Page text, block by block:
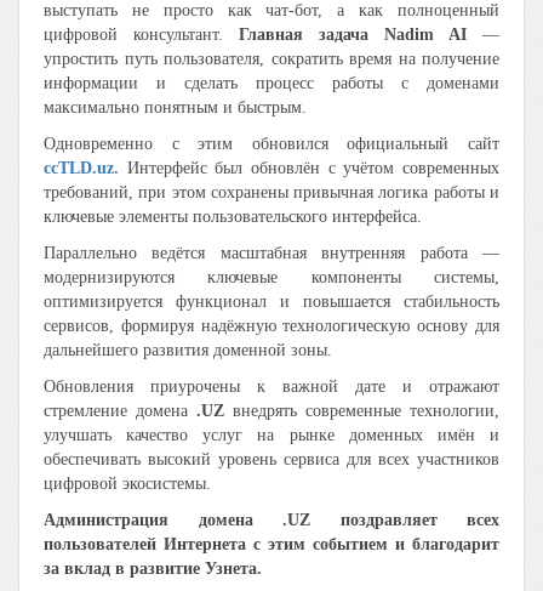
выступать не просто как чат-бот, а как полноценный
цифровой консультант. Главная задача Nadim AI —
упростить путь пользователя, сократить время на получение
информации и сделать процесс работы с доменами
максимально понятным и быстрым.
Одновременно с этим обновился официальный сайт
ccTLD.uz. Интерфейс был обновлён с учётом современных
требований, при этом сохранены привычная логика работы и
ключевые элементы пользовательского интерфейса.
Параллельно ведётся масштабная внутренняя работа —
модернизируются ключевые компоненты системы,
оптимизируется функционал и повышается стабильность
сервисов, формируя надёжную технологическую основу для
дальнейшего развития доменной зоны.
Обновления приурочены к важной дате и отражают
стремление домена .UZ внедрять современные технологии,
улучшать качество услуг на рынке доменных имён и
обеспечивать высокий уровень сервиса для всех участников
цифровой экосистемы.
Администрация домена .UZ поздравляет всех
пользователей Интернета с этим событием и благодарит
за вклад в развитие Узнета.